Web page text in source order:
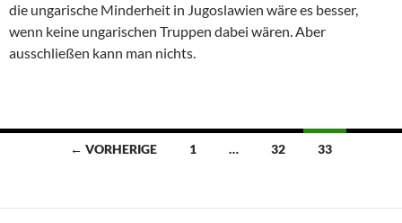
die ungarische Minderheit in Jugoslawien wäre es besser,
wenn keine ungarischen Truppen dabei wären. Aber
ausschließen kann man nichts.
Beitragsnavigation
← VORHERIGE 1 … 32 33